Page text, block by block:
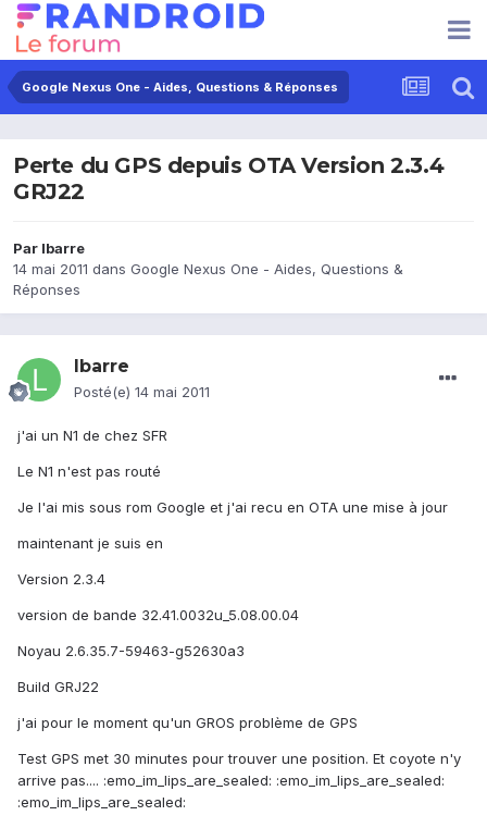
Google Nexus One - Aides, Questions & Réponses
Perte du GPS depuis OTA Version 2.3.4
GRJ22
Par lbarre
14 mai 2011 dans Google Nexus One - Aides, Questions &
Réponses
lbarre
Posté(e) 14 mai 2011
j'ai un N1 de chez SFR
Le N1 n'est pas routé
Je l'ai mis sous rom Google et j'ai recu en OTA une mise à jour
maintenant je suis en
Version 2.3.4
version de bande 32.41.0032u_5.08.00.04
Noyau 2.6.35.7-59463-g52630a3
Build GRJ22
j'ai pour le moment qu'un GROS problème de GPS
Test GPS met 30 minutes pour trouver une position. Et coyote n'y
arrive pas.... :emo_im_lips_are_sealed: :emo_im_lips_are_sealed:
:emo_im_lips_are_sealed: